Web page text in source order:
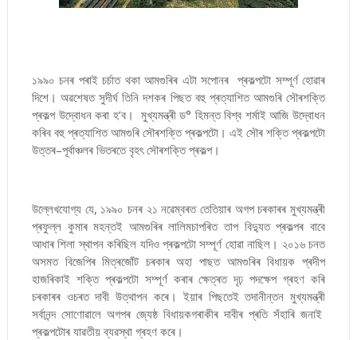
১৯৯০ চনৰ পৰাই চৰ্চাত থকা আমগুৰিৰ এটা সপোনৰ প্ৰকল্পটো সম্পূৰ্ণ হোৱাৰ
দিশে। অৱশেষত সুদীৰ্ঘ তিনি দশকৰ পিছত বহু প্ৰত্যাশিত আমগুৰি সৌৰশক্তি
প্ৰকল্প উদ্বোধন কৰা হ’ব। মুখ্যমন্ত্ৰী ড° হিমন্ত বিশ্ব শৰ্মাই আজি উদ্বোধন
কৰিব বহু প্ৰত্যাশিত আমগুৰি সৌৰশক্তি প্ৰকল্পটো। এই সৌৰ শক্তি প্ৰকল্পটো
উত্তৰ–পূৰ্বাঞ্চলৰ ভিতৰতে বৃহৎ সৌৰশক্তি প্ৰকল্প।
উল্লেখযোগ্য যে, ১৯৯০ চনৰ ২১ নৱেম্বৰত তেতিয়াৰ অগপ চৰকাৰৰ মুখ্যমন্ত্ৰী
প্ৰফুল্ল কুমাৰ মহন্তই আমগুৰিৰ লালিমচাপৰিত তাপ বিদ্যুত প্ৰকল্পৰ বাবে
আধাৰ শিলা স্থাপন কৰিছিল যদিও প্ৰকল্পটো সম্পূৰ্ণ হোৱা নাছিল। ২০১৬ চনত
অসমত বিজেপিৰ মিত্ৰজোঁট চৰকাৰ অহা পাছত আমগুৰিৰ বিধায়ক প্ৰদীপ
হাজৰিকাই শক্তি প্ৰকল্পটো সম্পূৰ্ণ কৰাৰ ক্ষেত্ৰত দৃঢ় পদক্ষেপ গ্ৰহণ কৰি
চৰকাৰৰ ওচৰত দাবী উত্থাপন কৰে। ইয়াৰ পিছতেই তদানীন্তন মুখ্যমন্ত্ৰী
সৰ্বানন্দ সোণোৱালে অগপৰ জ্যেষ্ঠ বিধায়কগৰাকীৰ দাবীৰ প্ৰতি সঁহাৰি জনাই
প্ৰকল্পটোৰ যাৱতীয় ব্যৱস্থা গ্ৰহণ কৰে।